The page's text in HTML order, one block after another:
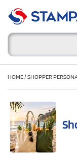
HOME/SHOPPER